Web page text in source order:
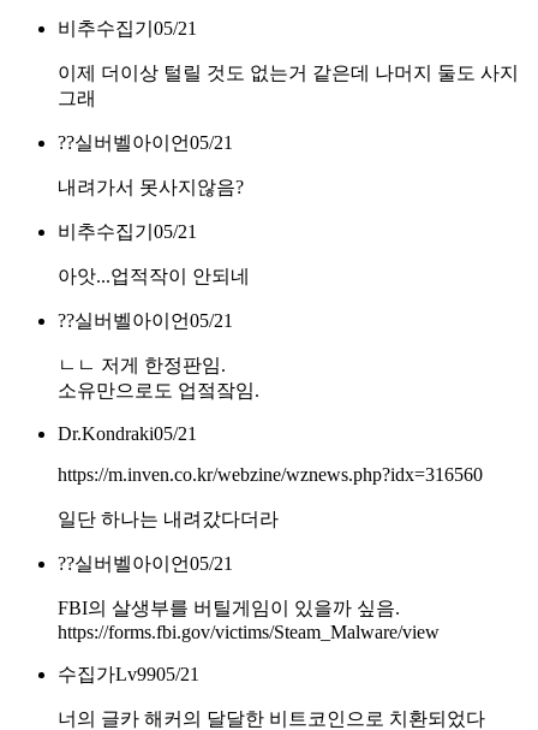
비추수집기 05/21
이제 더이상 털릴 것도 없는거 같은데 나머지 둘도 사지
그래
??실버벨아이언05/21
내려가서 못사지않음?
비추수집기 05/21
아앗...업적작이 안되네
??실버벨아이언05/21
ㄴㄴ 저게 한정판임.
소유만으로도 업젘잨임.
Dr.Kondraki05/21
https://m.inven.co.kr/webzine/wznews.php?idx=316560
일단 하나는 내려갔다더라
??실버벨아이언05/21
FBI의 살생부를 버틸게임이 있을까 싶음.
https://forms.fbi.gov/victims/Steam_Malware/view
수집가Lv9905/21
너의 글카 해커의 달달한 비트코인으로 치환되었다